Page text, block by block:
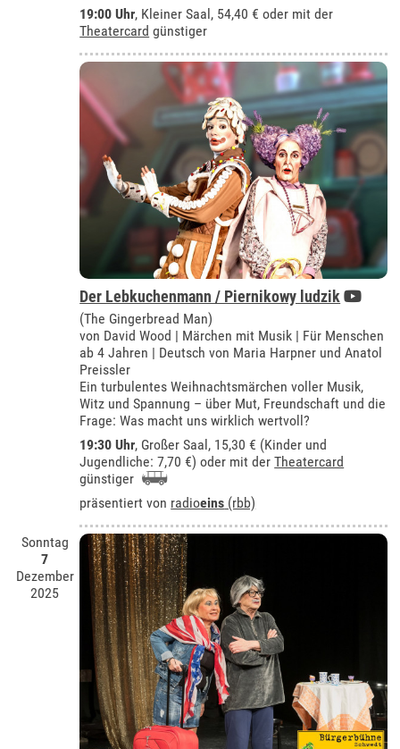
19:00 Uhr, Kleiner Saal, 54,40 € oder mit der
Theatercard günstiger
Der Lebkuchenmann / Piernikowy ludzik
(The Gingerbread Man)
von David Wood | Märchen mit Musik | Für Menschen
ab 4 Jahren | Deutsch von Maria Harpner und Anatol
Preissler
Ein turbulentes Weihnachtsmärchen voller Musik,
Witz und Spannung – über Mut, Freundschaft und die
Frage: Was macht uns wirklich wertvoll?
19:30 Uhr, Großer Saal , 15,30 € (Kinder und
Jugendliche: 7,70 €) oder mit derTheatercard
günstiger
präsentiert von radioeins (rbb)
Sonntag
7
Dezember
2025